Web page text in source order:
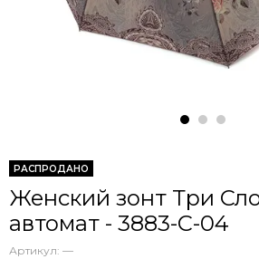
РАСПРОДАНО
Женский зонт Три
автомат - 3883-C-04
Артикул: —